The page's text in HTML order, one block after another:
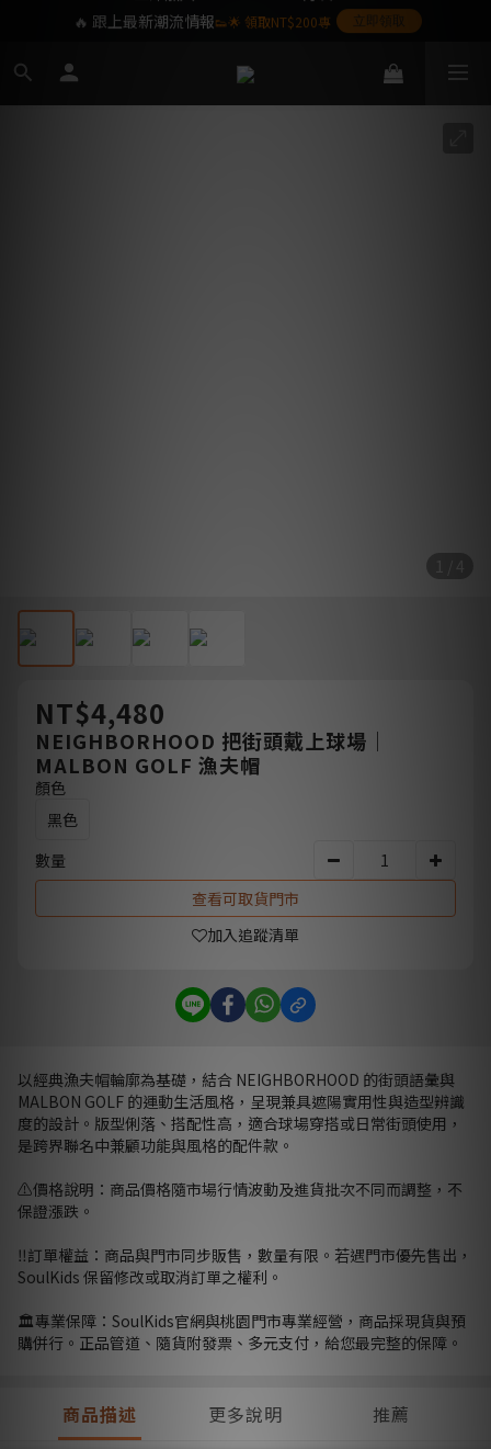
NT$4,480
NEIGHBORHOOD 把街頭戴上球場｜
MALBON GOLF 漁夫帽
顏色
黑色
數量
查看可取貨門市
加入追蹤清單
以經典漁夫帽輪廓為基礎，結合 NEIGHBORHOOD 的街頭語彙與
MALBON GOLF 的運動生活風格，呈現兼具遮陽實用性與造型辨識
度的設計。版型俐落、搭配性高，適合球場穿搭或日常街頭使用，
是跨界聯名中兼顧功能與風格的配件款。
⚠️價格說明：商品價格隨市場行情波動及進貨批次不同而調整，不
保證漲跌。
‼️訂單權益：商品與門市同步販售，數量有限。若遇門市優先售出，
SoulKids 保留修改或取消訂單之權利。
🏛️專業保障：SoulKids官網與桃園門市專業經營，商品採現貨與預
購併行。正品管道、隨貨附發票、多元支付，給您最完整的保障。
商品描述 更多說明 推薦
🔥 跟上最新潮流情報👟🌟 領取NT$200專
立即領取
海外離島暫不提供,敬請見諒